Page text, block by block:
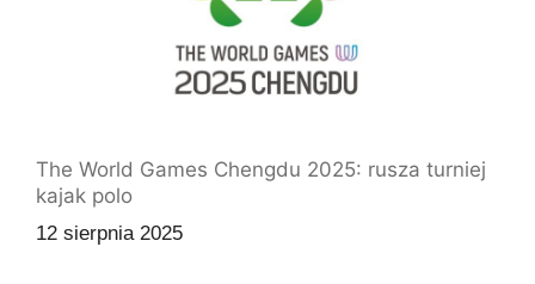
The World Games Chengdu 2025: rusza turniej
kajak polo
12 sierpnia 2025